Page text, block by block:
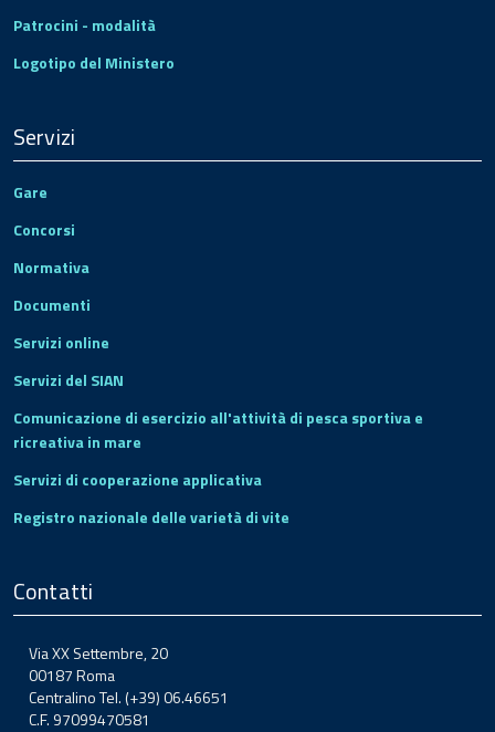
Patrocini - modalità
Logotipo del Ministero
Servizi
Gare
Concorsi
Normativa
Documenti
Servizi online
Servizi del SIAN
Comunicazione di esercizio all'attività di pesca sportiva e
ricreativa in mare
Servizi di cooperazione applicativa
Registro nazionale delle varietà di vite
Contatti
Via XX Settembre, 20
00187 Roma
Centralino Tel. (+39) 06.46651
C.F. 97099470581